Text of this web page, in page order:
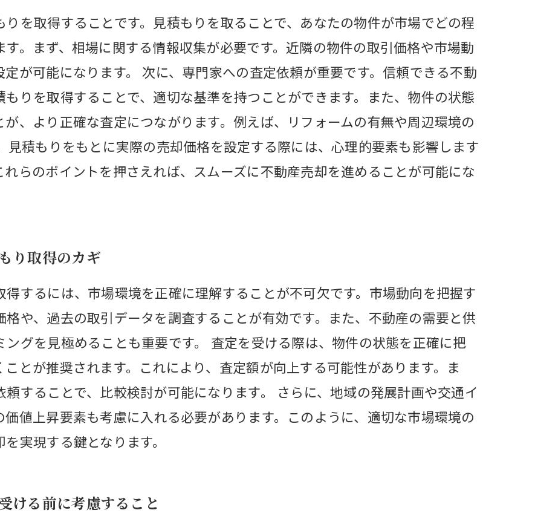
な取引を実現：見積もりの活用法と成功事例
を取得することです。見積もりを取ることで、あなたの物件が市場でどの程
。まず、相場に関する情報収集が必要です。近隣の物件の取引価格や市場動
が可能になります。 次に、専門家への査定依頼が重要です。信頼できる不動
りを取得することで、適切な基準を持つことができます。また、物件の状態
、より正確な査定につながります。例えば、リフォームの有無や周辺環境の
見積もりをもとに実際の売却価格を設定する際には、心理的要素も影響します
らのポイントを押さえれば、スムーズに不動産売却を進めることが可能にな
り取得のカギ
するには、市場環境を正確に理解することが不可欠です。市場動向を把握す
や、過去の取引データを調査することが有効です。また、不動産の需要と供
グを見極めることも重要です。 査定を受ける際は、物件の状態を正確に把
とが推奨されます。これにより、査定額が向上する可能性があります。ま
することで、比較検討が可能になります。 さらに、地域の発展計画や交通イ
値上昇要素も考慮に入れる必要があります。このように、適切な市場環境の
実現する鍵となります。
ける前に考慮すること